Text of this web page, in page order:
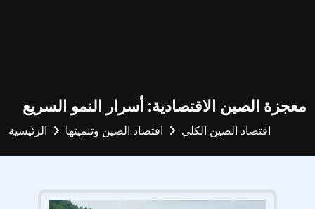
معجزة الصين الاقتصادية: أسرار النمو السريع
الرئيسية اقتصاد الصين وتنميتها اقتصاد الصين الكلي